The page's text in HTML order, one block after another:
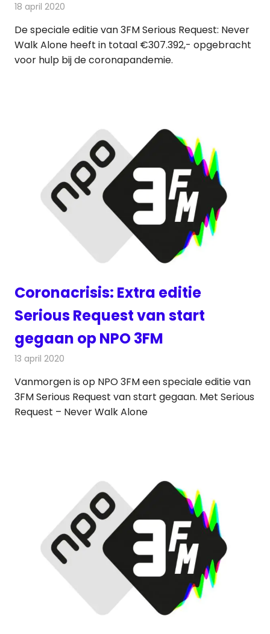
18 april 2020
De speciale editie van 3FM Serious Request: Never
Walk Alone heeft in totaal €307.392,- opgebracht
voor hulp bij de coronapandemie.
Coronacrisis: Extra editie
Serious Request van start
gegaan op NPO 3FM
13 april 2020
Vanmorgen is op NPO 3FM een speciale editie van
3FM Serious Request van start gegaan. Met Serious
Request – Never Walk Alone